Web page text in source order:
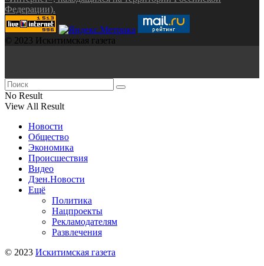
Федерации).
© 2023 Искитимская газета
No Result
View All Result
Новости
Общество
Экономика
Происшествия
Видео
Дзен.Новости
Ещё
Политика
Нацпроекты
Рекламодателям
Развлечения
© 2023 Искитимская газета